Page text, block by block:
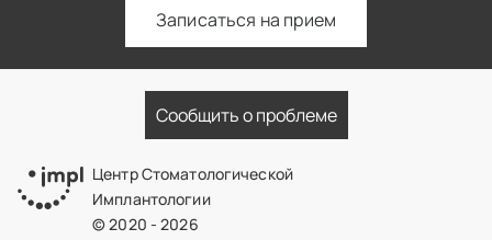
Записаться на прием
Сообщить о проблеме
Центр Стоматологической
Имплантологии
© 2020 - 2026